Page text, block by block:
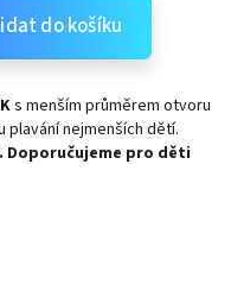
do košíku
s menším průměrem otvoru
plavání nejmenších dětí.
Doporučujeme pro děti